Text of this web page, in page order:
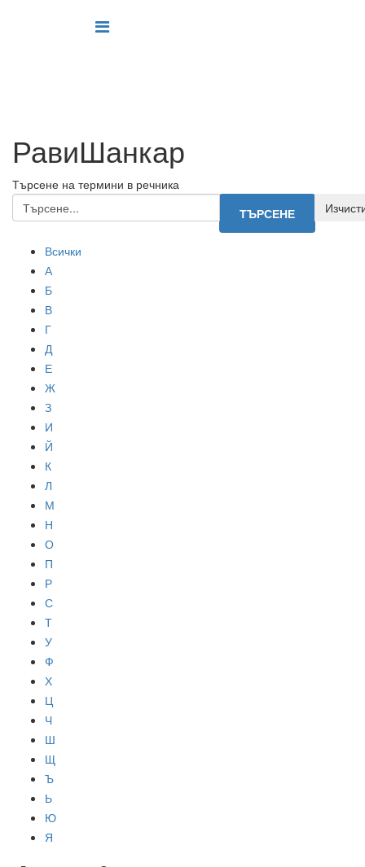
РавиШанкар
Търсене на термини в речника
Всички
А
Б
В
Г
Д
Е
Ж
З
И
Й
К
Л
М
Н
О
П
Р
С
Т
У
Ф
Х
Ц
Ч
Ш
Щ
Ъ
Ь
Ю
Я